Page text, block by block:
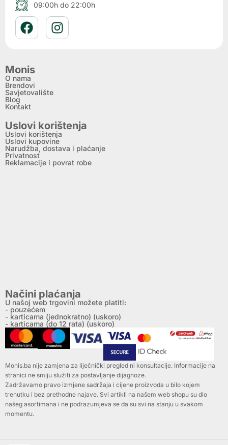
09:00h do 22:00h
Monis
O nama
Brendovi
Savjetovalište
Blog
Kontakt
Uslovi korištenja
Uslovi korištenja
Uslovi kupovine
Narudžba, dostava i plaćanje
Privatnost
Reklamacije i povrat robe
Načini plaćanja
U našoj web trgovini možete platiti:
- pouzećem
- karticama (jednokratno) (uskoro)
- karticama (do 12 rata) (uskoro)
Monis.ba nije zamjena za liječnički pregled ni konsultacije. Informacije na
stranici ne smiju služiti za postavljanje dijagnoze.
Zadržavamo pravo izmjene sadržaja i cijene proizvoda u bilo kojem
trenutku i bez prethodne najave. Svi artikli na našem web shopu su dio
našeg asortimana i ne podrazumjeva se da su svi na stanju u svakom
momentu.